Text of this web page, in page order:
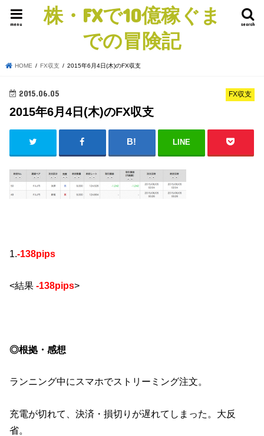
株・FXで10億稼ぐま
での冒険記
search
menu
HOME FX収支 2015年6月4日(木)のFX収支
FX収支
2015.06.05
2015年6月4日(木)のFX収支
LINE
1.-138pips
<結果-138pips>
◎根拠・感想
ランニング中にスマホでストリーミング注文。
充電が切れて、決済・損切りが遅れてしまった。大反
省。